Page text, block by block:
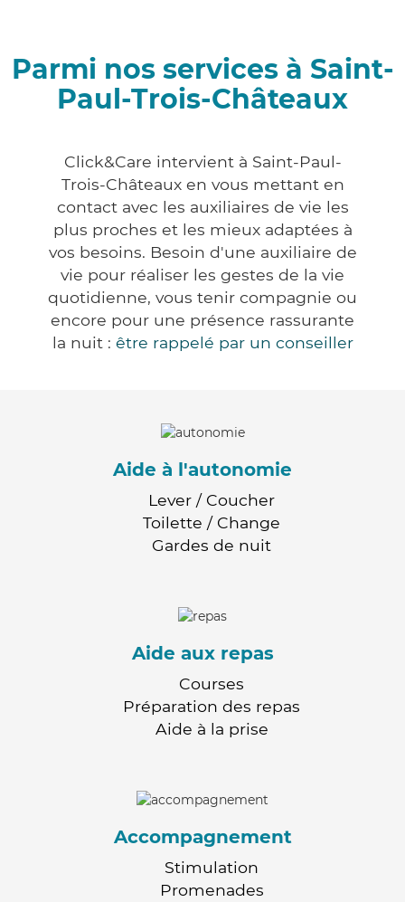
Parmi nos services à Saint-
Paul-Trois-Châteaux
Click&Care intervient à Saint-Paul-
Trois-Châteaux en vous mettant en
contact avec les auxiliaires de vie les
plus proches et les mieux adaptées à
vos besoins. Besoin d'une auxiliaire de
vie pour réaliser les gestes de la vie
quotidienne, vous tenir compagnie ou
encore pour une présence rassurante
la nuit : être rappelé par un conseiller
Aide à l'autonomie
Lever / Coucher
Toilette / Change
Gardes de nuit
Aide aux repas
Courses
Préparation des repas
Aide à la prise
Accompagnement
Stimulation
Promenades